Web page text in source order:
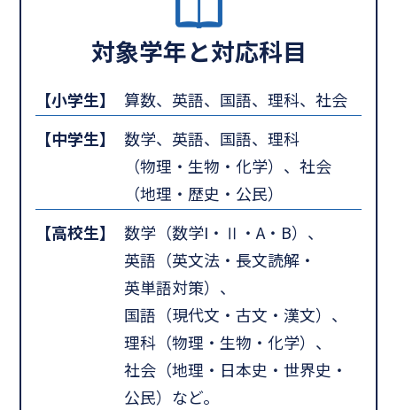
対象学年と対応科目
【小学生】
算数、英語、国語、理科、社会
【中学生】
数学、英語、国語、理科
（物理・生物・化学）、社会
（地理・歴史・公民）
【高校生】
数学（数学I・Ⅱ・A・B）、
英語（英文法・長文読解・
英単語対策）、
国語（現代文・古文・漢文）、
理科（物理・生物・化学）、
社会（地理・日本史・世界史・
公民）など。